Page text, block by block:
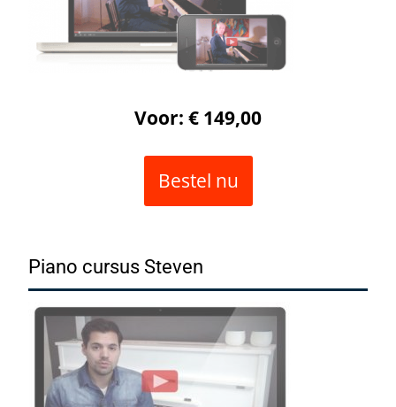
Voor: € 149,00
Bestel nu
Piano cursus Steven